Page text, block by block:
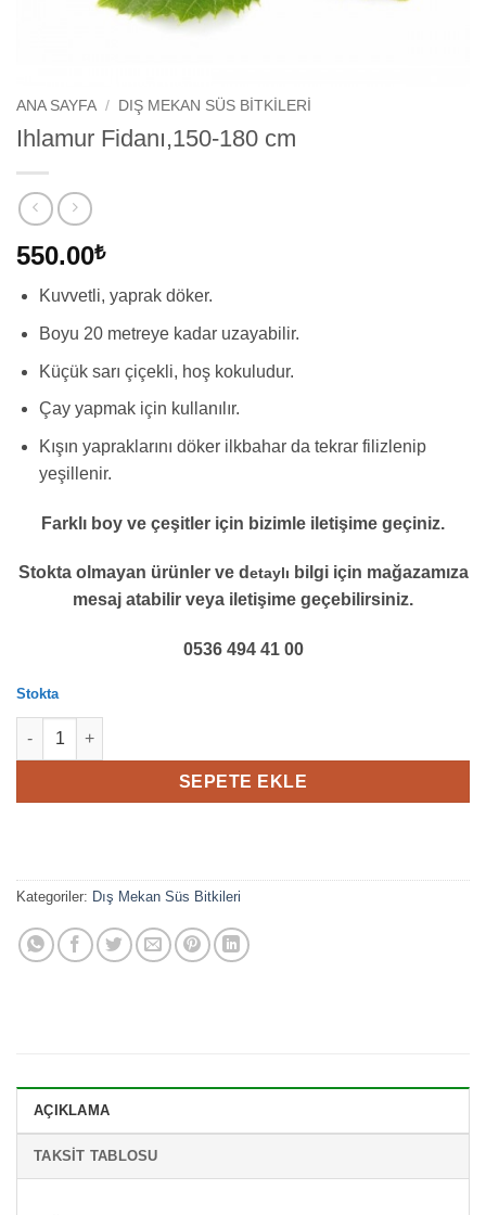
ANA SAYFA / DIŞ MEKAN SÜS BITKILERI
Ihlamur Fidanı,150-180 cm
550.00₺
Kuvvetli, yaprak döker.
Boyu 20 metreye kadar uzayabilir.
Küçük sarı çiçekli, hoş kokuludur.
Çay yapmak için kullanılır.
Kışın yapraklarını döker ilkbahar da tekrar filizlenip
yeşillenir.
Farklı boy ve çeşitler için bizimle iletişime geçiniz.
Stokta olmayan ürünler ve detaylı bilgi için mağazamıza
mesaj atabilir veya iletişime geçebilirsiniz.
0536 494 41 00
Stokta
Ihlamur Fidanı,150-180 cm adet
SEPETE EKLE
Kategoriler: Dış Mekan Süs Bitkileri
AÇIKLAMA
TAKSIT TABLOSU